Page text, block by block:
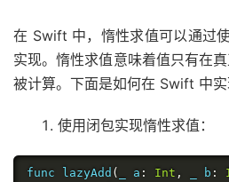
在 Swift 中，惰性求值可以通过
实现。惰性求值意味着值只有在
被计算。下面是如何在 Swift 中实
使用闭包实现惰性求值：
func lazyAdd ( _ a : Int , _ b :